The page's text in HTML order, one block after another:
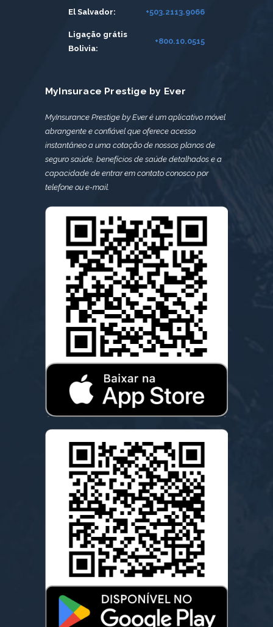
El Salvador: +503.2113.9066
Ligação grátis
Bolivia:
+800.10.0515
MyInsurace Prestige by Ever
MyInsurance Prestige by Ever é um aplicativo móvel
abrangente e confiável que oferece acesso
instantâneo a uma cotação de nossos planos de
seguro saúde, benefícios de saúde detalhados e a
capacidade de entrar em contato conosco por
telefone ou e-mail.